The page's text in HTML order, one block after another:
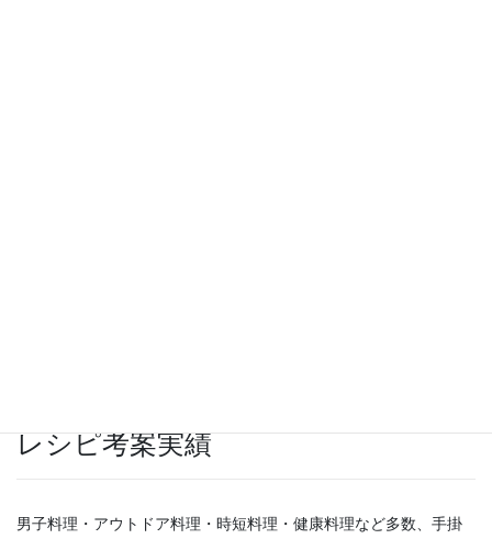
レシピ考案実績
男子料理・アウトドア料理・時短料理・健康料理など多数、手掛